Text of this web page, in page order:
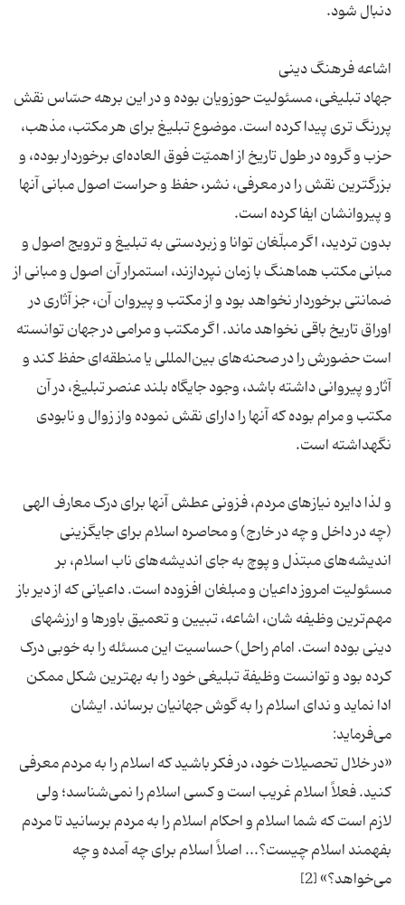
جهاد تبلیغی، مسئولیت حوزویان بوده و در این برهه حسّاس نقش
پررنگ تری پیدا کرده است. موضوع تبلیغ برای هر مکتب، مذهب،
حزب و گروه در طول تاریخ از اهمیّت فوق العاده‌ای برخوردار بوده، و
بزرگترین نقش را در معرفی، نشر، حفظ و حراست اصول مبانی آنها
بدون تردید، اگر مبلّغان توانا و زبردستی به تبلیغ و ترویج اصول و
مبانی مکتب هماهنگ با زمان نپردازند، استمرار آن اصول و مبانی از
ضمانتی برخوردار نخواهد بود و از مکتب و پیروان آن، جز آثاری در
اوراق تاریخ باقی نخواهد ماند. اگر مکتب و مرامی در جهان توانسته
است حضورش را در صحنه‌های بین‌المللی یا منطقه‌ای حفظ کند و
آثار و پیروانی داشته باشد، وجود جایگاه بلند عنصر تبلیغ، در آن
مکتب و مرام بوده که آنها را دارای نقش نموده واز زوال و نابودی
و لذا دایره نیازهای مردم، فزونی عطش آنها برای درک معارف الهی
(چه در داخل و چه در خارج) و محاصره اسلام برای جایگزینی
اندیشه‌های مبتذل و پوچ به جای اندیشه‌های ناب اسلام، بر
مسئولیت امروز داعیان و مبلغان افزوده است. داعیانی که از دیر باز
مهم‌ترین وظیفه شان، اشاعه، تبیین و تعمیق باورها و ارزشهای
دینی بوده است. امام راحل) حساسیت این مسئله را به خوبی درک
کرده بود و توانست وظیفة تبلیغی خود را به بهترین شکل ممکن
ادا نماید و ندای اسلام را به گوش جهانیان برساند. ایشان
‌«در خلال تحصیلات خود، در فکر باشید که اسلام را به مردم معرفی
کنید. فعلاً اسلام غریب است و کسی اسلام را نمی‌شناسد؛ ولی
لازم است که شما اسلام و احکام اسلام را به مردم برسانید تا مردم
بفهمند اسلام چیست؟... اصلاً اسلام برای چه آمده و چه